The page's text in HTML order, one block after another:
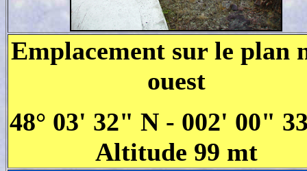
Emplacement sur le plan
ouest
48° 03' 32" N - 002' 00"
Altitude 99 mt